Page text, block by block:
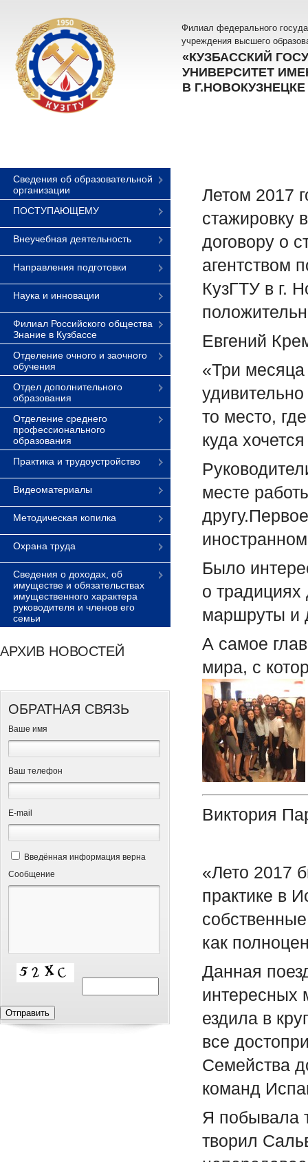
Филиал федерального
учреждения высшего
«КУЗБАССКИЙ
УНИВЕРСИТЕТ
В Г.НОВОКУЗНЕЦКЕ
Сведения об образовательной
организации
ПОСТУПАЮЩЕМУ
Внеучебная деятельность
Направления подготовки
Наука и инновации
Филиал Российского общества
Знание в Кузбассе
Отделение очного и заочного
обучения
Отдел дополнительного
образования
Отделение среднего
профессионального
образования
Практика и трудоустройство
Видеоматериалы
Методическая копилка
Охрана труда
Сведения о доходах, об
имуществе и обязательствах
имущественного характера
руководителя и членов его
семьи
АРХИВ НОВОСТЕЙ
ОБРАТНАЯ СВЯЗЬ
Ваше имя
Ваш телефон
Е-mail
Введённая информация верна
Сообщение
Летом 2017
стажировку
договору о
КузГТУ в г.
Евгений
«Три месяца
то место,
куда
месте
Было
о традициях
маршруты и
А самое
мира, с
Виктория
«Лето 2017
практике в
как
Данная
интересных
ездила в
все
Семейства
команд
Я побывала
творил